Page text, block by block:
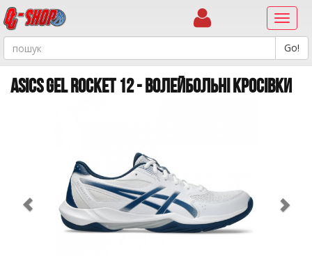
ASICS GEL ROCKET 12 - ВОЛЕЙБОЛЬНІ КРОСІВКИ